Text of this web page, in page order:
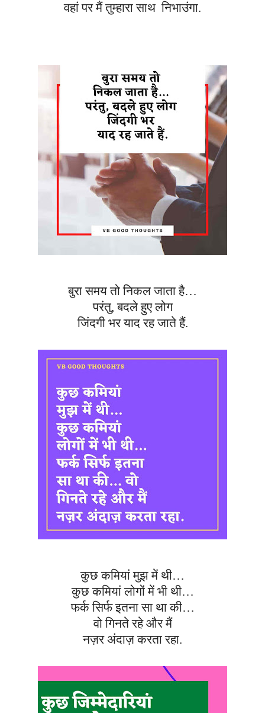
वहां पर मैं तुम्हारा साथ निभाउंगा.
बुरा समय तो निकल जाता है…
परंतु,बदले हुए लोग
जिंदगी भर याद रह जाते हैं.
कुछ कमियां मुझ में थी…
कुछ कमियां लोगों में भी थी…
फर्क सिर्फ इतना सा था की…
वो गिनते रहे और मैं
नज़र अंदाज़ करता रहा.